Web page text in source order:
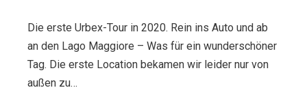
Die erste Urbex-Tour in 2020. Rein ins Auto und ab
an den Lago Maggiore – Was für ein wunderschöner
Tag. Die erste Location bekamen wir leider nur von
außen zu…